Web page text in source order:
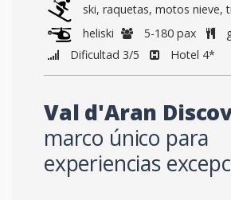
ski, raquetas, motos nieve,
heliski
5-180 pax
Dificultad 3/5
Hotel 4*
Val d'Aran
marco único para
experiencias